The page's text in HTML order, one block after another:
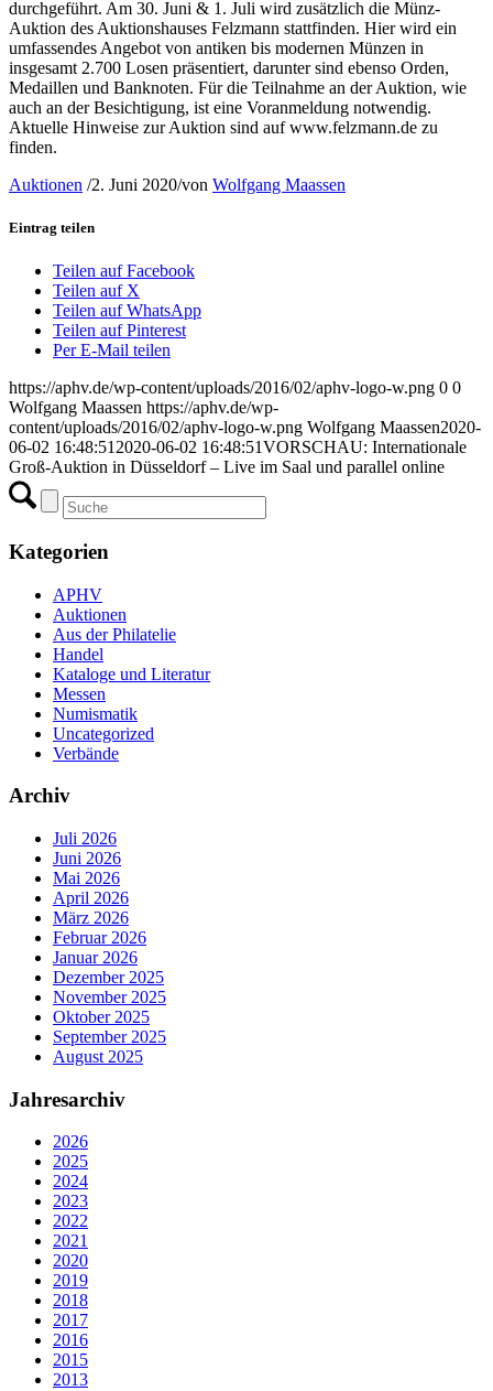
durchgeführt. Am 30. Juni & 1. Juli wird zusätzlich die Münz-
Auktion des Auktionshauses Felzmann stattfinden. Hier wird ein
umfassendes Angebot von antiken bis modernen Münzen in
insgesamt 2.700 Losen präsentiert, darunter sind ebenso Orden,
Medaillen und Banknoten. Für die Teilnahme an der Auktion, wie
auch an der Besichtigung, ist eine Voranmeldung notwendig.
Aktuelle Hinweise zur Auktion sind auf www.felzmann.de zu
finden.
Auktionen /2. Juni 2020/von Wolfgang Maassen
Eintrag teilen
Teilen auf Facebook
Teilen auf X
Teilen auf WhatsApp
Teilen auf Pinterest
Per E-Mail teilen
https://aphv.de/wp-content/uploads/2016/02/aphv-logo-w.png 0 0
Wolfgang Maassen https://aphv.de/wp-
content/uploads/2016/02/aphv-logo-w.png Wolfgang Maassen2020-
06-02 16:48:51 2020-06-02 16:48:51VORSCHAU: Internationale
Groß-Auktion in Düsseldorf – Live im Saal und parallel online
Kategorien
APHV
Auktionen
Aus der Philatelie
Handel
Kataloge und Literatur
Messen
Numismatik
Uncategorized
Verbände
Archiv
Juli 2026
Juni 2026
Mai 2026
April 2026
März 2026
Februar 2026
Januar 2026
Dezember 2025
November 2025
Oktober 2025
September 2025
August 2025
Jahresarchiv
2026
2025
2024
2023
2022
2021
2020
2019
2018
2017
2016
2015
2013